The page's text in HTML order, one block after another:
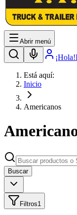
Abrir menú
¡Hola!
Está aquí:
Inicio
Americanos
Buscar
Filtros1